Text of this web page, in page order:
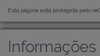
Esta página está protegida pelo